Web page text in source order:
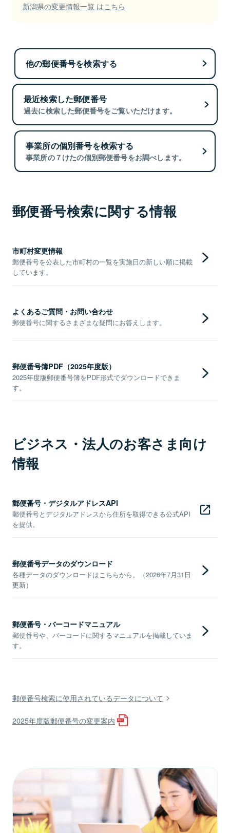
新潟県の変更情報一覧 はこちら
他の郵便番号を検索する
最近検索した郵便番号
過去に検索した郵便番号をご覧いただけます。
事業所の個別番号を検索する
事業所の７けたの個別郵便番号をお調べします。
郵便番号検索に関する情報
市町村変更情報
郵便番号を公表した市町村の一覧を実施日の新しい順に掲載
しています。
よくあるご質問・お問い合わせ
郵便番号に関するさまざまな疑問にお答えします。
郵便番号簿PDF（2025年度版）
2025年度版郵便番号簿をPDF形式でダウンロードできま
す。
ビジネス・法人のお客さま向け
情報
郵便番号・デジタルアドレスAPI
郵便番号とデジタルアドレスから住所を取得できる公式API
を提供。
郵便番号データのダウンロード
各種データのダウンロードはこちらから。（2026年7月31日
更新）
郵便番号・バーコードマニュアル
郵便番号や、バーコードに関するマニュアルを掲載していま
す。
郵便番号検索に使用されているデータについて
2025年度版郵便番号の変更案内